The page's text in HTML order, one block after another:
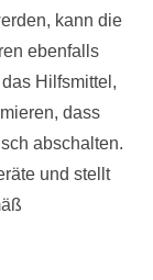
kann die
ebenfalls
Hilfsmittel,
dass
abschalten.
und stellt